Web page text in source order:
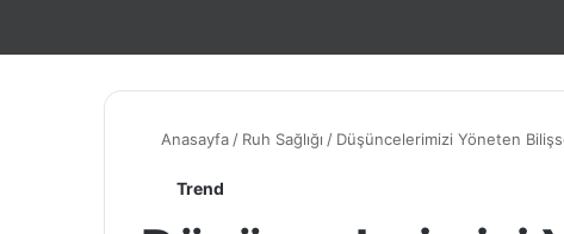
Anasayfa / Ruh Sağlığı / Düşüncelerimizi Yöneten
Trend